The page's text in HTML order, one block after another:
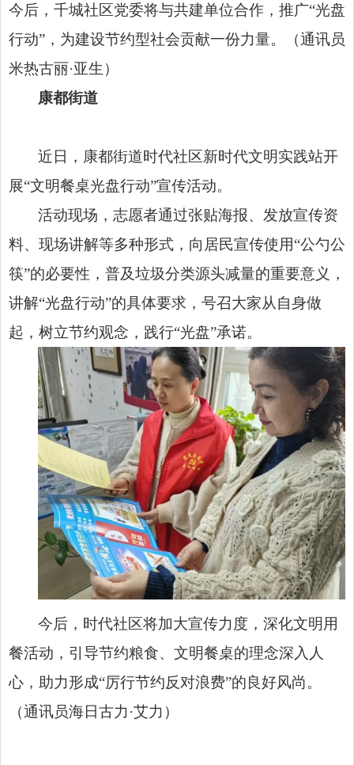
今后，千城社区党委将与共建单位合作，推广“光盘
行动”，为建设节约型社会贡献一份力量。（通讯员
米热古丽·亚生）
康都街道
近日，康都街道时代社区新时代文明实践站开
展“文明餐桌光盘行动”宣传活动。
活动现场，志愿者通过张贴海报、发放宣传资
料、现场讲解等多种形式，向居民宣传使用“公勺公
筷”的必要性，普及垃圾分类源头减量的重要意义，
讲解“光盘行动”的具体要求，号召大家从自身做
起，树立节约观念，践行“光盘”承诺。
今后，时代社区将加大宣传力度，深化文明用
餐活动，引导节约粮食、文明餐桌的理念深入人
心，助力形成“厉行节约反对浪费”的良好风尚。
（通讯员海日古力·艾力）